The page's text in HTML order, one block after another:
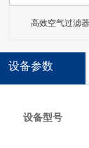
高效空气过滤器
设备参数
设备型号